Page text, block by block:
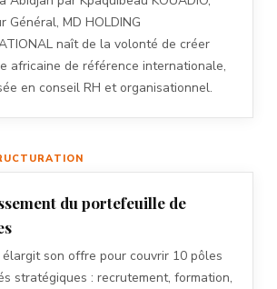
Général, MD HOLDING
naît de la volonté de créer
africaine de référence internationale,
en conseil RH et organisationnel.
du portefeuille de
élargit son offre pour couvrir 10 pôles
stratégiques : recrutement, formation,